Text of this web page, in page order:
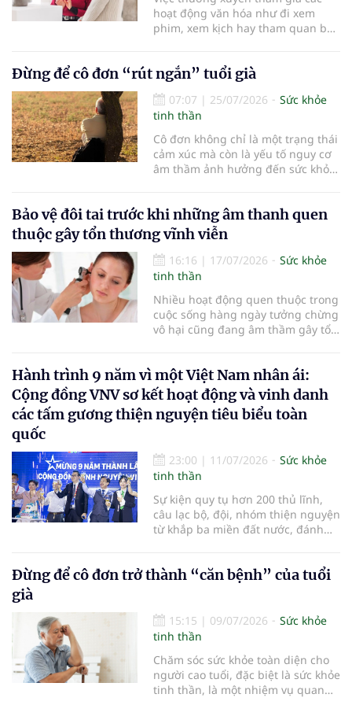
sống còn cũng như chất lượng
cuộc sống sau điều trị.
hoạt động văn hóa như đi xem
phim, xem kịch hay tham quan bảo
cải thiện sức khỏe tinh thần và
người cao tuổi…
Đừng để cô đơn “rút ngắn” tuổi già
07:07 | 25/07/2026
Sức khỏe
tinh thần
Cô đơn không chỉ là một trạng thái
cảm xúc mà còn là yếu tố nguy cơ
âm thầm ảnh hưởng đến sức khỏe
hay kiểm soát bệnh mạn tính; duy
trì sự gắn kết với gia đình và cộng
đồng cũng là một “liều thuốc”
quan trọng giúp sống thọ.
Bảo vệ đôi tai trước khi những âm thanh quen
thuộc gây tổn thương vĩnh viễn
16:16 | 17/07/2026
Sức khỏe
tinh thần
Nhiều hoạt động quen thuộc trong
cuộc sống hàng ngày tưởng chừng
vô hại cũng đang âm thầm gây tổn
trì khả năng nghe trong nhiều
thập kỷ sau này…
Hành trình 9 năm vì một Việt Nam nhân ái:
Cộng đồng VNV sơ kết hoạt động và vinh danh
các tấm gương thiện nguyện tiêu biểu toàn
quốc
23:00 | 11/07/2026
Sức khỏe
tinh thần
Sự kiện quy tụ hơn 200 thủ lĩnh,
câu lạc bộ, đội, nhóm thiện nguyện
từ khắp ba miền đất nước, đánh
thức ra mắt Mạng lưới Hội viên
Đừng để cô đơn trở thành “căn bệnh” của tuổi
già
15:15 | 09/07/2026
Sức khỏe
tinh thần
Chăm sóc sức khỏe toàn diện cho
người cao tuổi, đặc biệt là sức khỏe
tinh thần, là một nhiệm vụ quan